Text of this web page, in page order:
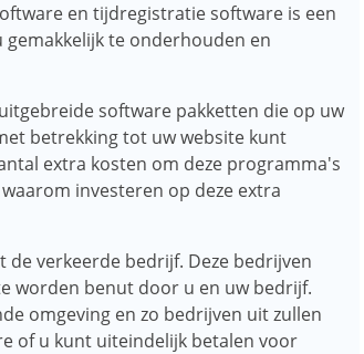
en tijdregistratie software is een
te onderhouden en
software pakketten die op uw
betrekking tot uw website kunt
extra kosten om deze programma's
investeren op deze extra
verkeerde bedrijf. Deze bedrijven
worden benut door u en uw bedrijf.
omgeving en zo bedrijven uit zullen
of u kunt uiteindelijk betalen voor